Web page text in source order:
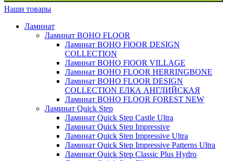
Наши товары
Ламинат
Ламинат BOHO FLOOR
Ламинат BOHO FlOOR DESIGN
COLLECTION
Ламинат BOHO FlOOR VILLAGE
Ламинат BOHO FLOOR HERRINGBONE
Ламинат BOHO FLOOR DESIGN
COLLECTION ЕЛКА АНГЛИЙСКАЯ
Ламинат BOHO FLOOR FOREST NEW
Ламинат Quick Step
Ламинат Quick Step Castle Ultra
Ламинат Quick Step Impressive
Ламинат Quick Step Impressive Ultra
Ламинат Quick Step Impressive Patterns Ultra
Ламинат Quick Step Classic Plus Hydro